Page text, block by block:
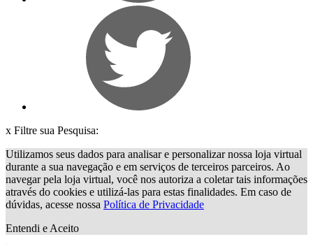
x Filtre sua Pesquisa:
Utilizamos seus dados para analisar e personalizar nossa loja virtual
durante a sua navegação e em serviços de terceiros parceiros. Ao
navegar pela loja virtual, você nos autoriza a coletar tais informações
através do cookies e utilizá-las para estas finalidades. Em caso de
dúvidas, acesse nossa Política de Privacidade
Entendi e Aceito